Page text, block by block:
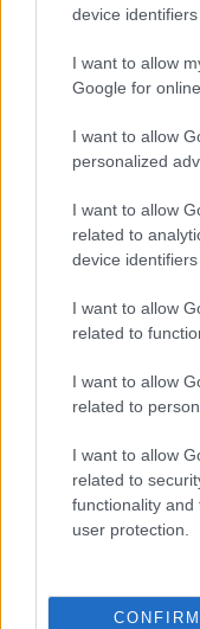
device identifiers
I want to allow
Google for
I want to allow
personalized
I want to allow
related to
device identifiers
I want to allow
related to
I want to allow
related to
I want to allow
related to
functionality
user protection.
CONFIRM
“Manpat
palika!”
uziet ļoti
Pierīgā notikusi
avārija – viens no
šoferiem